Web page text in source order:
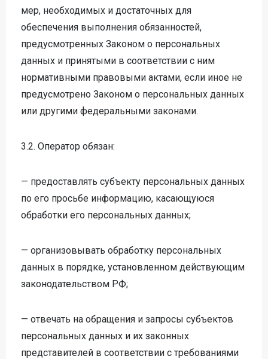
мер, необходимых и достаточных для
обеспечения выполнения обязанностей,
предусмотренных Законом о персональных
данных и принятыми в соответствии с ним
нормативными правовыми актами, если иное не
предусмотрено Законом о персональных данных
или другими федеральными законами.
3.2. Оператор обязан:
— предоставлять субъекту персональных данных
по его просьбе информацию, касающуюся
обработки его персональных данных;
— организовывать обработку персональных
данных в порядке, установленном действующим
законодательством РФ;
— отвечать на обращения и запросы субъектов
персональных данных и их законных
представителей в соответствии с требованиями